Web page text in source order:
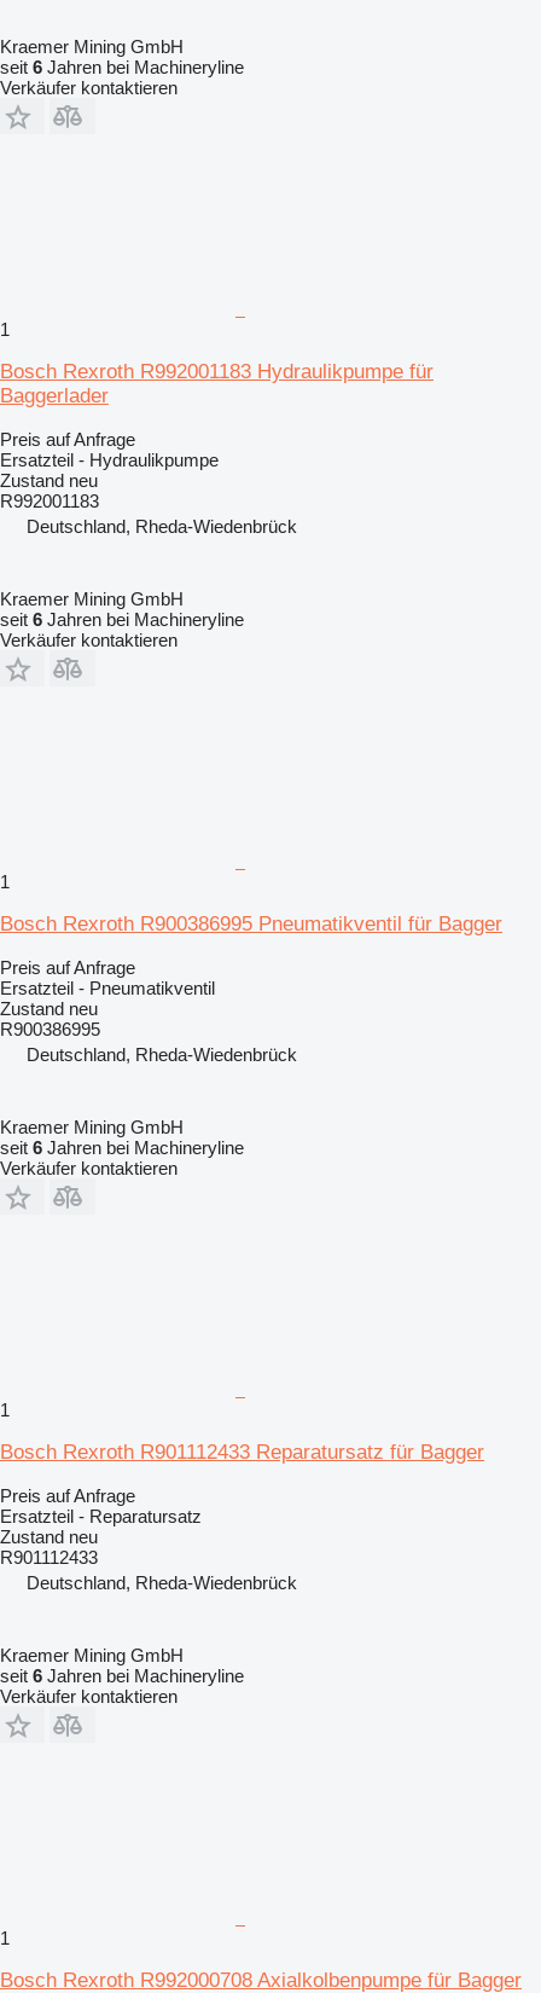
Kraemer Mining GmbH
seit 6 Jahren bei Machineryline
Verkäufer kontaktieren
1
Bosch Rexroth R992001183 Hydraulikpumpe für
Baggerlader
Preis auf Anfrage
Ersatzteil - Hydraulikpumpe
Zustand neu
R992001183
Deutschland, Rheda-Wiedenbrück
Kraemer Mining GmbH
seit 6 Jahren bei Machineryline
Verkäufer kontaktieren
1
Bosch Rexroth R900386995 Pneumatikventil für Bagger
Preis auf Anfrage
Ersatzteil - Pneumatikventil
Zustand neu
R900386995
Deutschland, Rheda-Wiedenbrück
Kraemer Mining GmbH
seit 6 Jahren bei Machineryline
Verkäufer kontaktieren
1
Bosch Rexroth R901112433 Reparatursatz für Bagger
Preis auf Anfrage
Ersatzteil - Reparatursatz
Zustand neu
R901112433
Deutschland, Rheda-Wiedenbrück
Kraemer Mining GmbH
seit 6 Jahren bei Machineryline
Verkäufer kontaktieren
1
Bosch Rexroth R992000708 Axialkolbenpumpe für Bagger